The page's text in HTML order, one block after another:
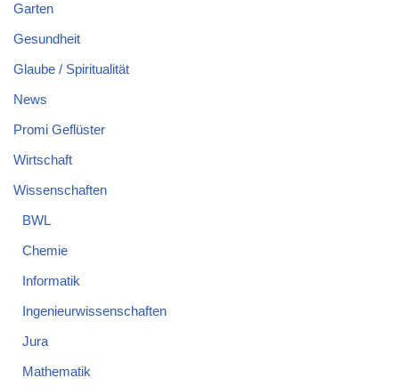
Garten
Gesundheit
Glaube / Spiritualität
News
Promi Geflüster
Wirtschaft
Wissenschaften
BWL
Chemie
Informatik
Ingenieurwissenschaften
Jura
Mathematik